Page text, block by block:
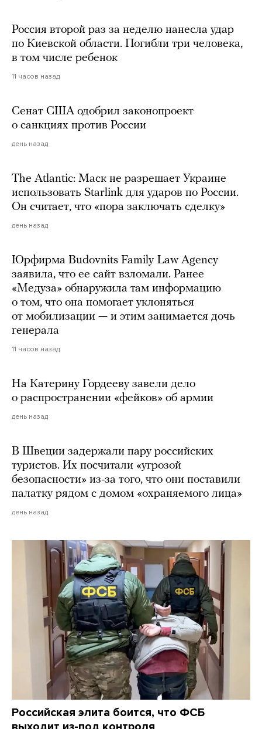
Россия второй раз за неделю нанесла удар
по Киевской области. Погибли три человека,
в том числе ребенок
11 часов назад
Сенат США одобрил законопроект
о санкциях против России
день назад
The Atlantic: Маск не разрешает Украине
использовать Starlink для ударов по России.
Он считает, что «пора заключать сделку»
день назад
Юрфирма Budovnits Family Law Agency
заявила, что ее сайт взломали. Ранее
«Медуза» обнаружила там информацию
о том, что она помогает уклоняться
от мобилизации — и этим занимается дочь
генерала
11 часов назад
На Катерину Гордееву завели дело
о распространении «фейков» об армии
день назад
В Швеции задержали пару российских
туристов. Их посчитали «угрозой
безопасности» из-за того, что они поставили
палатку рядом с домом «охраняемого лица»
день назад
Российская элита боится, что ФСБ